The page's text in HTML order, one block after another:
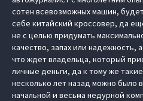
сотен всевозможных машин,
себе китайский кроссовер, да
не с целью придумать
качество, запах или надежность,
что ждет владельца, который
личные деньги, да к тому же
несколько лет назад можно было
начальной и весьма недурной